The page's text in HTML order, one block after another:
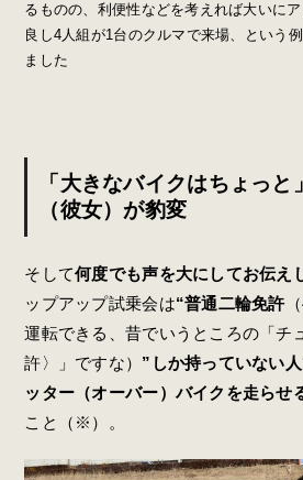
るものの、利便性などを考えれば大いに
良し4人組が1台のクルマで来場、という
ました
「大きなバイクはちょっ
（彼女）が豹変
そして何度でも声を大にしてお伝え
ップアップ試乗会は“普通二輪免許
運転できる、昔でいうところの「チ
許〉」ですな） ”しか持っていない
ッター（オーバー）バイクを走らせ
こと（※）。